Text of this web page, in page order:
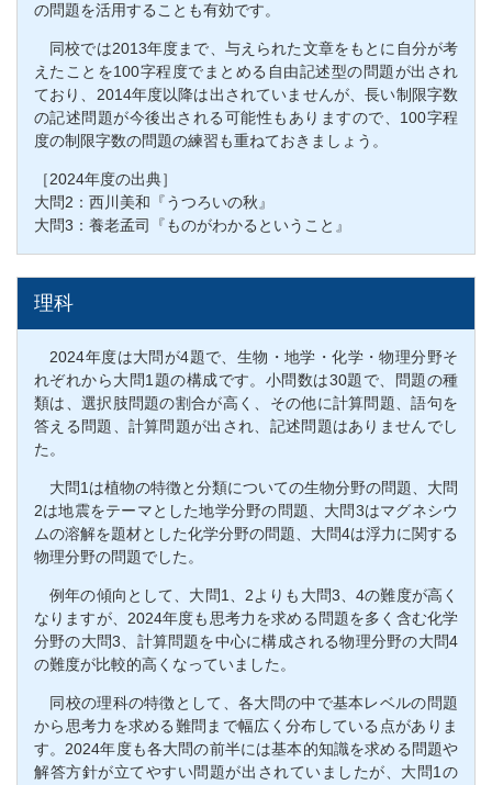
の問題を活用することも有効です。
同校では2013年度まで、与えられた文章をもとに自分が考
えたことを100字程度でまとめる自由記述型の問題が出され
ており、2014年度以降は出されていませんが、長い制限字数
の記述問題が今後出される可能性もありますので、100字程
度の制限字数の問題の練習も重ねておきましょう。
［2024年度の出典］
大問2：西川美和『うつろいの秋』
大問3：養老孟司『ものがわかるということ』
理科
2024年度は大問が4題で、生物・地学・化学・物理分野そ
れぞれから大問1題の構成です。小問数は30題で、問題の種
類は、選択肢問題の割合が高く、その他に計算問題、語句を
答える問題、計算問題が出され、記述問題はありませんでし
た。
大問1は植物の特徴と分類についての生物分野の問題、大問
2は地震をテーマとした地学分野の問題、大問3はマグネシウ
ムの溶解を題材とした化学分野の問題、大問4は浮力に関する
物理分野の問題でした。
例年の傾向として、大問1、2よりも大問3、4の難度が高く
なりますが、2024年度も思考力を求める問題を多く含む化学
分野の大問3、計算問題を中心に構成される物理分野の大問4
の難度が比較的高くなっていました。
同校の理科の特徴として、各大問の中で基本レベルの問題
から思考力を求める難問まで幅広く分布している点がありま
す。2024年度も各大問の前半には基本的知識を求める問題や
解答方針が立てやすい問題が出されていましたが、大問1の